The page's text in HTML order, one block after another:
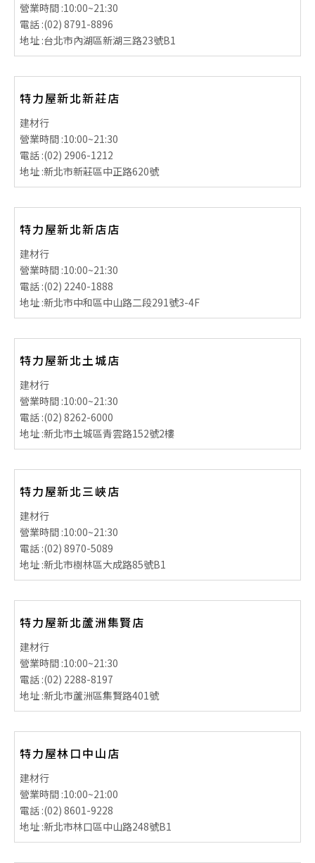
營業時間 :10:00~21:30
電話 :(02) 8791-8896
地址 :台北市內湖區新湖三路23號B1
特力屋新北新莊店
建材行
營業時間 :10:00~21:30
電話 :(02) 2906-1212
地址 :新北市新莊區中正路620號
特力屋新北新店店
建材行
營業時間 :10:00~21:30
電話 :(02) 2240-1888
地址 :新北市中和區中山路二段291號3-4F
特力屋新北土城店
建材行
營業時間 :10:00~21:30
電話 :(02) 8262-6000
地址 :新北市土城區青雲路152號2樓
特力屋新北三峽店
建材行
營業時間 :10:00~21:30
電話 :(02) 8970-5089
地址 :新北市樹林區大成路85號B1
特力屋新北蘆洲集賢店
建材行
營業時間 :10:00~21:30
電話 :(02) 2288-8197
地址 :新北市蘆洲區集賢路401號
特力屋林口中山店
建材行
營業時間 :10:00~21:00
電話 :(02) 8601-9228
地址 :新北市林口區中山路248號B1